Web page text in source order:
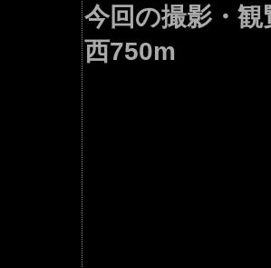
今回の撮影・
西750m